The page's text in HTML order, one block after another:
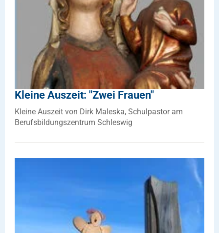
Kleine Auszeit: "Zwei Frauen"
Kleine Auszeit von Dirk Maleska, Schulpastor am
Berufsbildungszentrum Schleswig